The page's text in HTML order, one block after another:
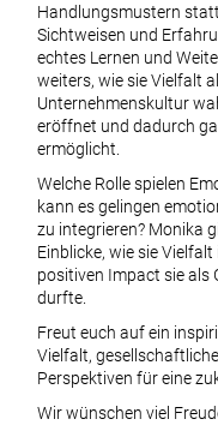
Handlungsmustern
Sichtweisen und
echtes Lernen und
weiters, wie sie Vielfalt
Unternehmenskultur
eröffnet und dadurch
ermöglicht.
Welche Rolle spielen
kann es gelingen
zu integrieren? Monika
Einblicke, wie sie
positiven Impact sie als
durfte.
Freut euch auf ein
Vielfalt,
Perspektiven für eine
Wir wünschen viel